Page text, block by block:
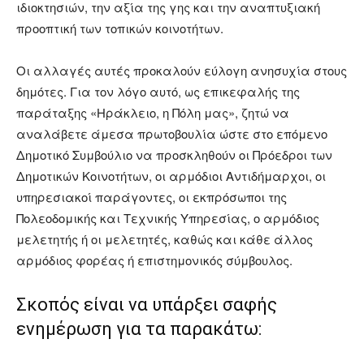
ιδιοκτησιών, την αξία της γης και την αναπτυξιακή
προοπτική των τοπικών κοινοτήτων.
Οι αλλαγές αυτές προκαλούν εύλογη ανησυχία στους
δημότες. Για τον λόγο αυτό, ως επικεφαλής της
παράταξης «Ηράκλειο, η Πόλη μας», ζητώ να
αναλάβετε άμεσα πρωτοβουλία ώστε στο επόμενο
Δημοτικό Συμβούλιο να προσκληθούν οι Πρόεδροι των
Δημοτικών Κοινοτήτων, οι αρμόδιοι Αντιδήμαρχοι, οι
υπηρεσιακοί παράγοντες, οι εκπρόσωποι της
Πολεοδομικής και Τεχνικής Υπηρεσίας, ο αρμόδιος
μελετητής ή οι μελετητές, καθώς και κάθε άλλος
αρμόδιος φορέας ή επιστημονικός σύμβουλος.
Σκοπός είναι να υπάρξει σαφής
ενημέρωση για τα παρακάτω: